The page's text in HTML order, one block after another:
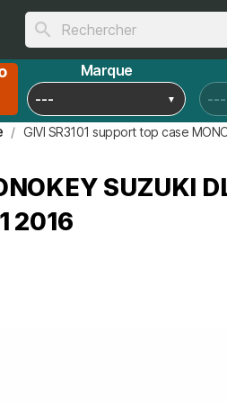
search
Marque
GIVI SR3101 support top case
SUZUKI
2016